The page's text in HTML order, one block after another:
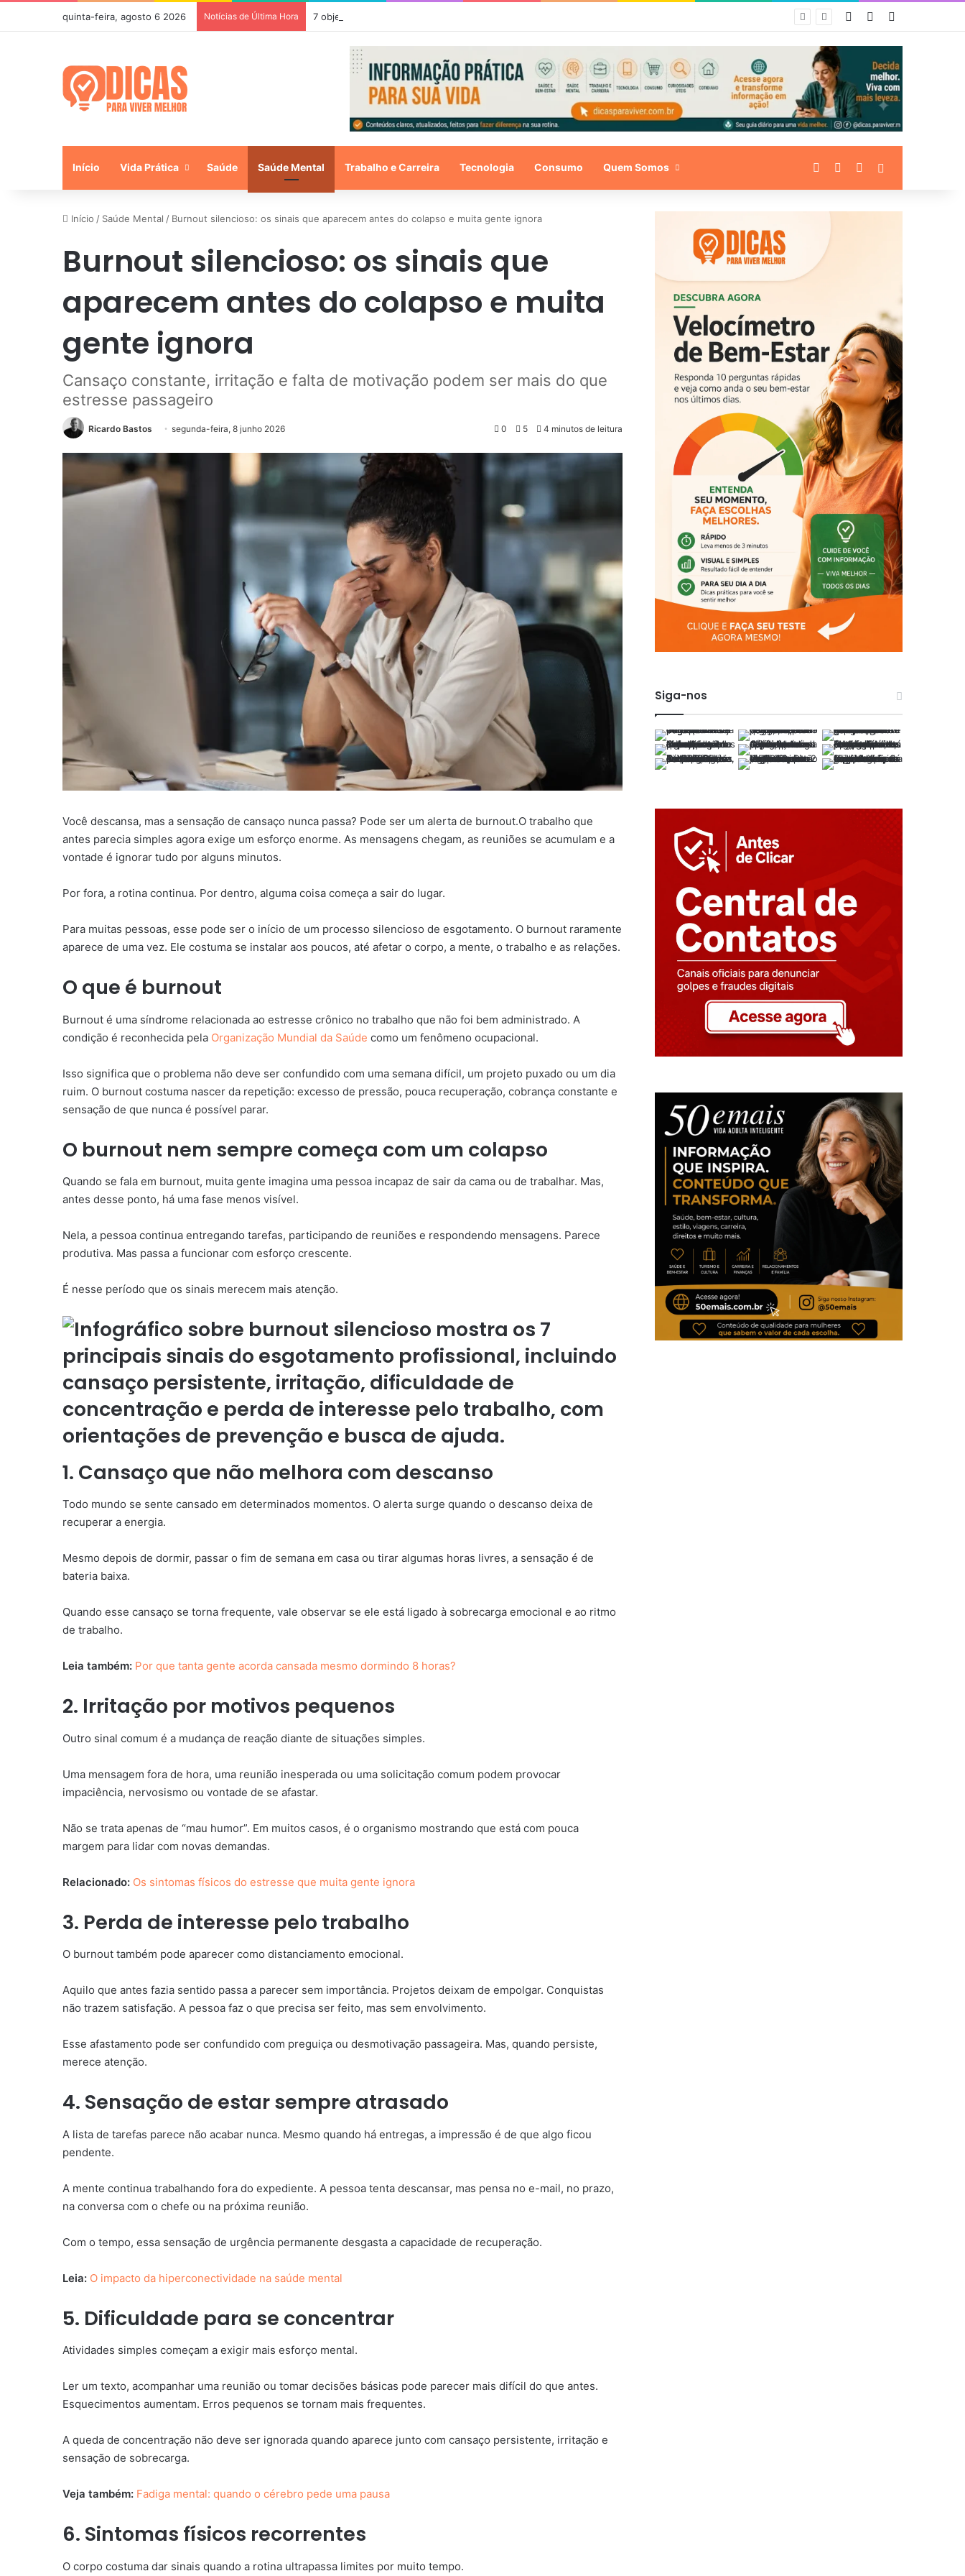
quinta-feira, agosto 6 2026 Notícias de Última Hora 7 objetos que você deveria limpar com mais frequência Entrar Artigo aleatório
Início Vida Prática Saúde Saúde Mental Trabalho e Carreira Tecnologia Consumo Quem Somos FacebookLinkedinInstagram
Início / Saúde Mental / Burnout silencioso: os sinais que aparecem antes do colapso e muita gente ignora
Burnout silencioso: os sinais que
aparecem antes do colapso e muita
gente ignora
Cansaço constante, irritação e falta de motivação podem ser mais do que
estresse passageiro
Ricardo Bastos segunda-feira, 8 junho 2026 0 5 4 minutos de leitura
Você descansa, mas a sensação de cansaço nunca passa? Pode ser um alerta de burnout.O trabalho que
antes parecia simples agora exige um esforço enorme. As mensagens chegam, as reuniões se acumulam e a
vontade é ignorar tudo por alguns minutos.
Por fora, a rotina continua. Por dentro, alguma coisa começa a sair do lugar.
Para muitas pessoas, esse pode ser o início de um processo silencioso de esgotamento. O burnout raramente
aparece de uma vez. Ele costuma se instalar aos poucos, até afetar o corpo, a mente, o trabalho e as relações.
O que é burnout
Burnout é uma síndrome relacionada ao estresse crônico no trabalho que não foi bem administrado. A
condição é reconhecida pela Organização Mundial da Saúde como um fenômeno ocupacional.
Isso significa que o problema não deve ser confundido com uma semana difícil, um projeto puxado ou um dia
ruim. O burnout costuma nascer da repetição: excesso de pressão, pouca recuperação, cobrança constante e
sensação de que nunca é possível parar.
O burnout nem sempre começa com um colapso
Quando se fala em burnout, muita gente imagina uma pessoa incapaz de sair da cama ou de trabalhar. Mas,
antes desse ponto, há uma fase menos visível.
Nela, a pessoa continua entregando tarefas, participando de reuniões e respondendo mensagens. Parece
produtiva. Mas passa a funcionar com esforço crescente.
É nesse período que os sinais merecem mais atenção.
1. Cansaço que não melhora com descanso
Todo mundo se sente cansado em determinados momentos. O alerta surge quando o descanso deixa de
recuperar a energia.
Mesmo depois de dormir, passar o fim de semana em casa ou tirar algumas horas livres, a sensação é de
bateria baixa.
Quando esse cansaço se torna frequente, vale observar se ele está ligado à sobrecarga emocional e ao ritmo
de trabalho.
Leia também: Por que tanta gente acorda cansada mesmo dormindo 8 horas?
2. Irritação por motivos pequenos
Outro sinal comum é a mudança de reação diante de situações simples.
Uma mensagem fora de hora, uma reunião inesperada ou uma solicitação comum podem provocar
impaciência, nervosismo ou vontade de se afastar.
Não se trata apenas de “mau humor”. Em muitos casos, é o organismo mostrando que está com pouca
margem para lidar com novas demandas.
Relacionado: Os sintomas físicos do estresse que muita gente ignora
3. Perda de interesse pelo trabalho
O burnout também pode aparecer como distanciamento emocional.
Aquilo que antes fazia sentido passa a parecer sem importância. Projetos deixam de empolgar. Conquistas
não trazem satisfação. A pessoa faz o que precisa ser feito, mas sem envolvimento.
Esse afastamento pode ser confundido com preguiça ou desmotivação passageira. Mas, quando persiste,
merece atenção.
4. Sensação de estar sempre atrasado
A lista de tarefas parece não acabar nunca. Mesmo quando há entregas, a impressão é de que algo ficou
pendente.
A mente continua trabalhando fora do expediente. A pessoa tenta descansar, mas pensa no e-mail, no prazo,
na conversa com o chefe ou na próxima reunião.
Com o tempo, essa sensação de urgência permanente desgasta a capacidade de recuperação.
Leia: O impacto da hiperconectividade na saúde mental
5. Dificuldade para se concentrar
Atividades simples começam a exigir mais esforço mental.
Ler um texto, acompanhar uma reunião ou tomar decisões básicas pode parecer mais difícil do que antes.
Esquecimentos aumentam. Erros pequenos se tornam mais frequentes.
A queda de concentração não deve ser ignorada quando aparece junto com cansaço persistente, irritação e
sensação de sobrecarga.
Veja também: Fadiga mental: quando o cérebro pede uma pausa
6. Sintomas físicos recorrentes
O corpo costuma dar sinais quando a rotina ultrapassa limites por muito tempo.
Siga-nos